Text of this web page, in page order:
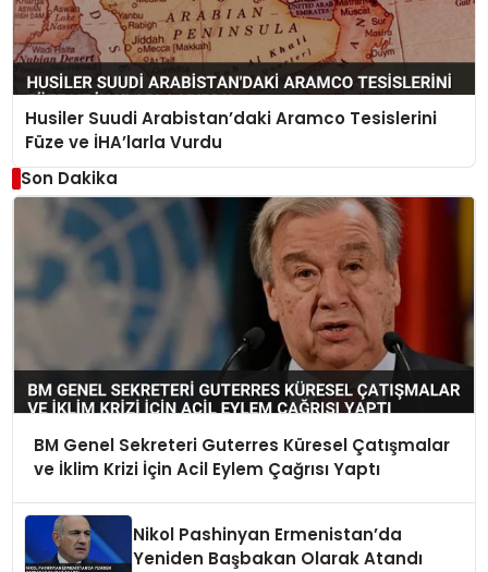
Husiler Suudi Arabistan’daki Aramco Tesislerini
Füze ve İHA’larla Vurdu
Son Dakika
BM Genel Sekreteri Guterres Küresel Çatışmalar
ve İklim Krizi İçin Acil Eylem Çağrısı Yaptı
Nikol Pashinyan Ermenistan’da
Yeniden Başbakan Olarak Atandı